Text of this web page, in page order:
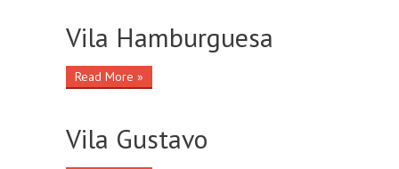
Vila Hamburguesa
Read More »
Vila Gustavo